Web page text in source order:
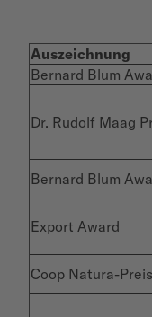
Auszeichnung
Bernard Blum
Dr. Rudolf Maag
Bernard Blum
Export Award
Coop Natura-Preis